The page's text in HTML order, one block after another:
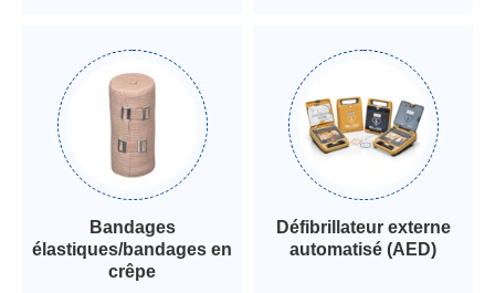
Bandages
élastiques/bandages en
crêpe
Défibrillateur externe
automatisé (AED)